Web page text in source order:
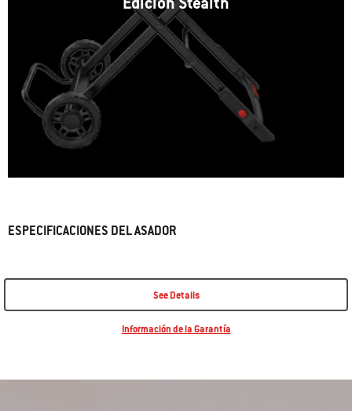
ESPECIFICACIONES DEL ASADOR
See Details
Información de la Garantía